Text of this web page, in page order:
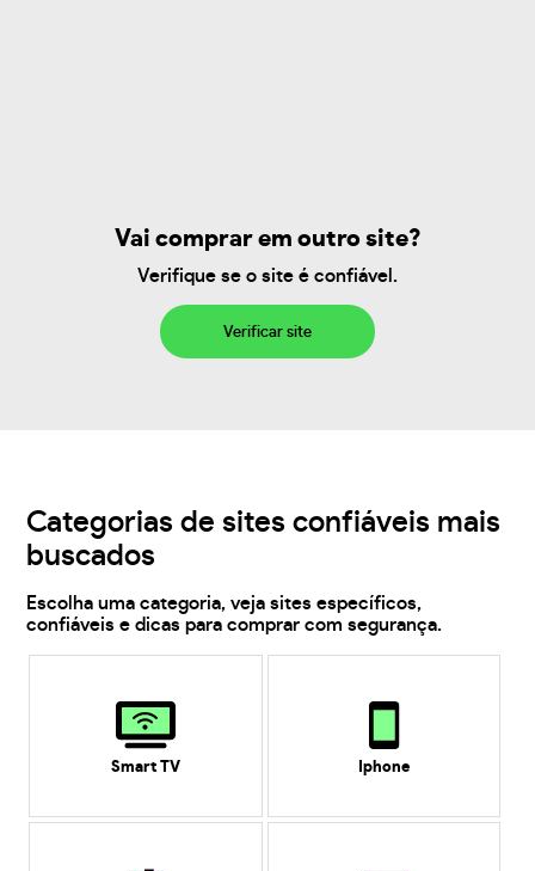
Vai comprar em outro site?
Verifique se o site é confiável.
Verificar site
Categorias de sites confiáveis mais
buscados
Escolha uma categoria, veja sites específicos,
confiáveis e dicas para comprar com segurança.
Smart TV Iphone